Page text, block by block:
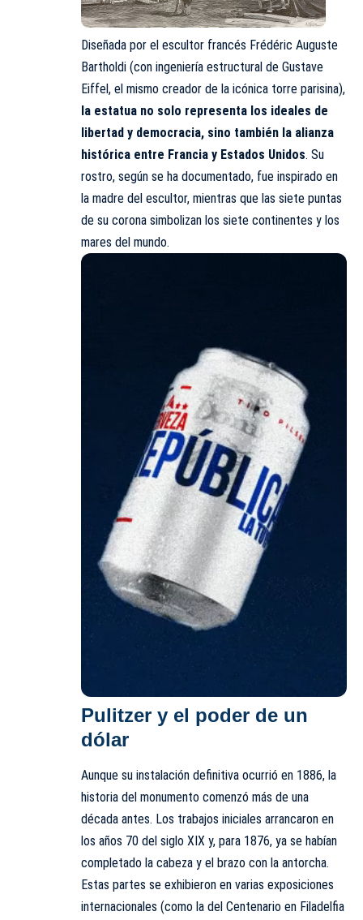
Diseñada por el escultor francés Frédéric Auguste
Bartholdi (con ingeniería estructural de Gustave
Eiffel, el mismo creador de la icónica torre parisina),
la estatua no solo representa los ideales de
libertad y democracia, sino también la alianza
histórica entre Francia y Estados Unidos. Su
rostro, según se ha documentado, fue inspirado en
la madre del escultor, mientras que las siete puntas
de su corona simbolizan los siete continentes y los
mares del mundo.
Pulitzer y el poder de un
dólar
Aunque su instalación definitiva ocurrió en 1886, la
historia del monumento comenzó más de una
década antes. Los trabajos iniciales arrancaron en
los años 70 del siglo XIX y, para 1876, ya se habían
completado la cabeza y el brazo con la antorcha.
Estas partes se exhibieron en varias exposiciones
internacionales (como la del Centenario en Filadelfia